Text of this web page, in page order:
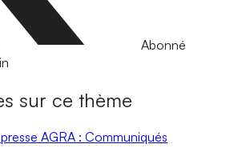
Abonné
sur ce thème
AGRA : Communiqués